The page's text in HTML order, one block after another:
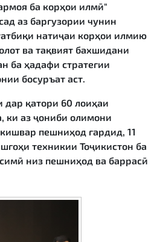
ба корҳои илмӣ"
аз баргузории чунин
натиҷаи корҳои илмию
ва тақвият бахшидани
ба ҳадафи стратегии
босуръат аст.
дар қатори 60 лоиҳаи
ки аз ҷониби олимони
пешниҳод гардид, 11
техникии Тоҷикистон ба
низ пешниҳод ва баррасӣ